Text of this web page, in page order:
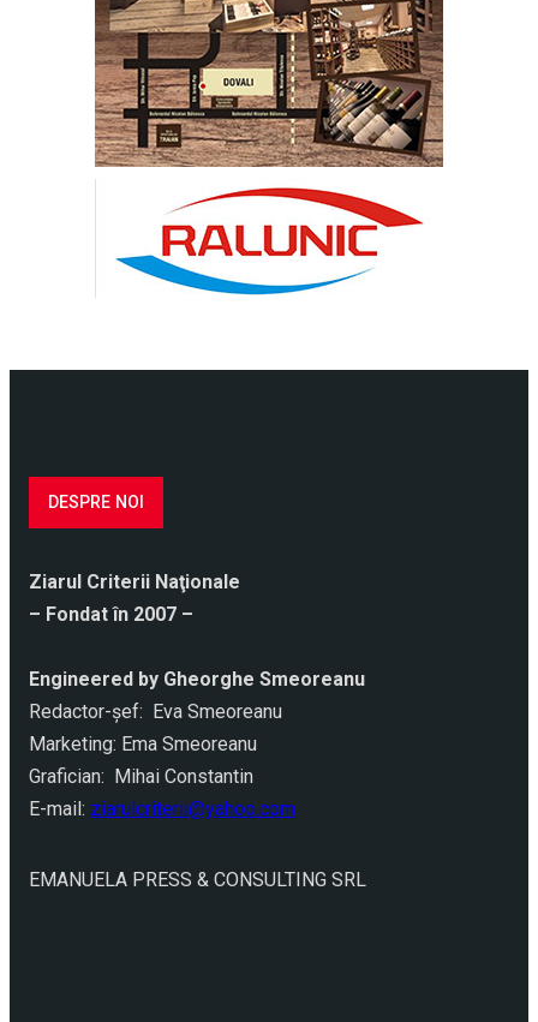
DESPRE NOI
Ziarul Criterii Naţionale
– Fondat în 2007 –
Engineered by Gheorghe Smeoreanu
Redactor-şef: Eva Smeoreanu
Marketing: Ema Smeoreanu
Grafician: Mihai Constantin
E-mail: ziarulcriterii@yahoo.com
EMANUELA PRESS & CONSULTING SRL